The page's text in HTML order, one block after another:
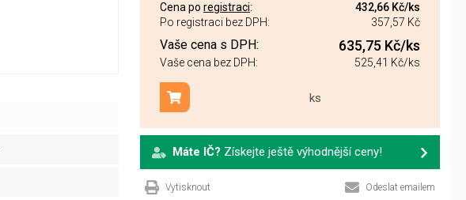
Cena po registraci: 432,66 Kč/ks
Po registraci bez DPH:
357,57 Kč
Vaše cena s DPH: 635,75 Kč/ks
Vaše cena bez DPH: 525,41 Kč/ks
ks
Přidat do košíku
Máte IČ? Získejte ještě výhodnější ceny!
Vytisknout Odeslat emailem